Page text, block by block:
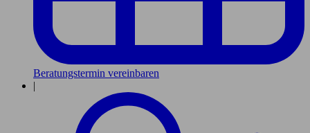
Beratungstermin vereinbaren
|